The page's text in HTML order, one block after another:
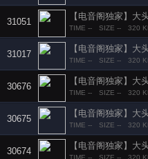
31051
【电音阁独家】
TIME -- SIZE -- 320
31017
【电音阁独家】
TIME -- SIZE -- 320
30676
【电音阁独家】
TIME -- SIZE -- 320
30675
【电音阁独家】大
TIME -- SIZE -- 320
30674
【电音阁独家】
TIME -- SIZE -- 320